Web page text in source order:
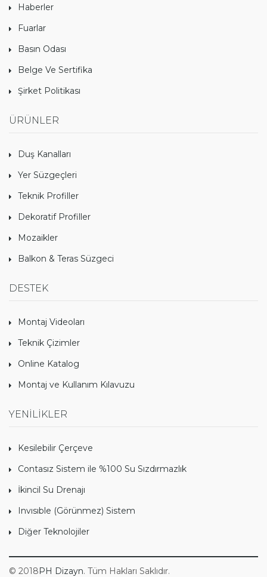
Haberler
Fuarlar
Basın Odası
Belge Ve Sertifika
Şirket Politikası
ÜRÜNLER
Duş Kanalları
Yer Süzgeçleri
Teknik Profiller
Dekoratif Profiller
Mozaikler
Balkon & Teras Süzgeci
DESTEK
Montaj Videoları
Teknik Çizimler
Online Katalog
Montaj ve Kullanım Kılavuzu
YENİLİKLER
Kesilebilir Çerçeve
Contasız Sistem ile %100 Su Sızdırmazlık
İkincil Su Drenajı
Invısıble (Görünmez) Sistem
Diğer Teknolojiler
© 2018 PH Dizayn. Tüm Hakları Saklıdır.